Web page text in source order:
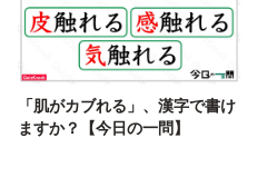
「肌がカブれる」、漢字で書け
ますか？【今日の一問】